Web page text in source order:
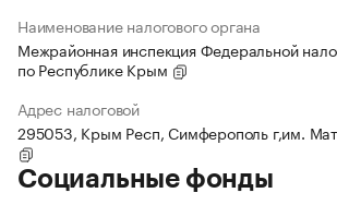
Наименование налогового органа
Межрайонная инспекция Федеральной
по Республике Крым
Адрес налоговой
295053, Крым Респ, Симферополь г,им.
Социальные фонды